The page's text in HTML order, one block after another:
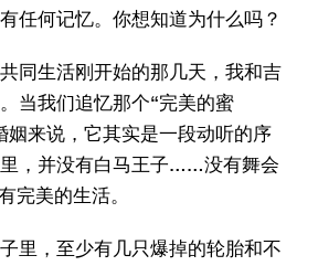
任何记忆。你想知道为什么吗？
同生活刚开始的那几天，我和吉
当我们追忆那个“完美的蜜
姻来说，它其实是一段动听的序
，并没有白马王子……没有舞会
完美的生活。
里，至少有几只爆掉的轮胎和不